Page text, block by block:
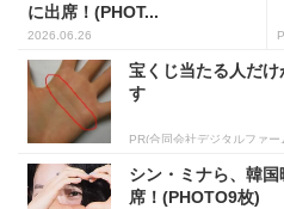
に出席！(PHOT...
2026.06.26
宝くじ当たる人だ
す
PR(合同会社デジタルファー
シン・ミナら、韓
席！(PHOTO9枚)